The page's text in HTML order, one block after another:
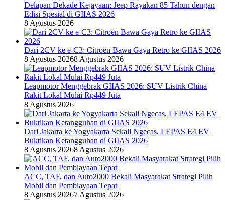
Delapan Dekade Kejayaan: Jeep Rayakan 85 Tahun dengan
Edisi Spesial di GIIAS 2026
8 Agustus 2026
Dari 2CV ke e-C3: Citroën Bawa Gaya Retro ke GIIAS 2026
8 Agustus 20268 Agustus 2026
Leapmotor Menggebrak GIIAS 2026: SUV Listrik China
Rakit Lokal Mulai Rp449 Juta
8 Agustus 2026
Dari Jakarta ke Yogyakarta Sekali Ngecas, LEPAS E4 EV
Buktikan Ketangguhan di GIIAS 2026
8 Agustus 20268 Agustus 2026
ACC, TAF, dan Auto2000 Bekali Masyarakat Strategi Pilih
Mobil dan Pembiayaan Tepat
8 Agustus 20267 Agustus 2026